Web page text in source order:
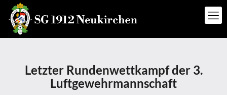
Letzter Rundenwettkampf der 3.
Luftgewehrmannschaft